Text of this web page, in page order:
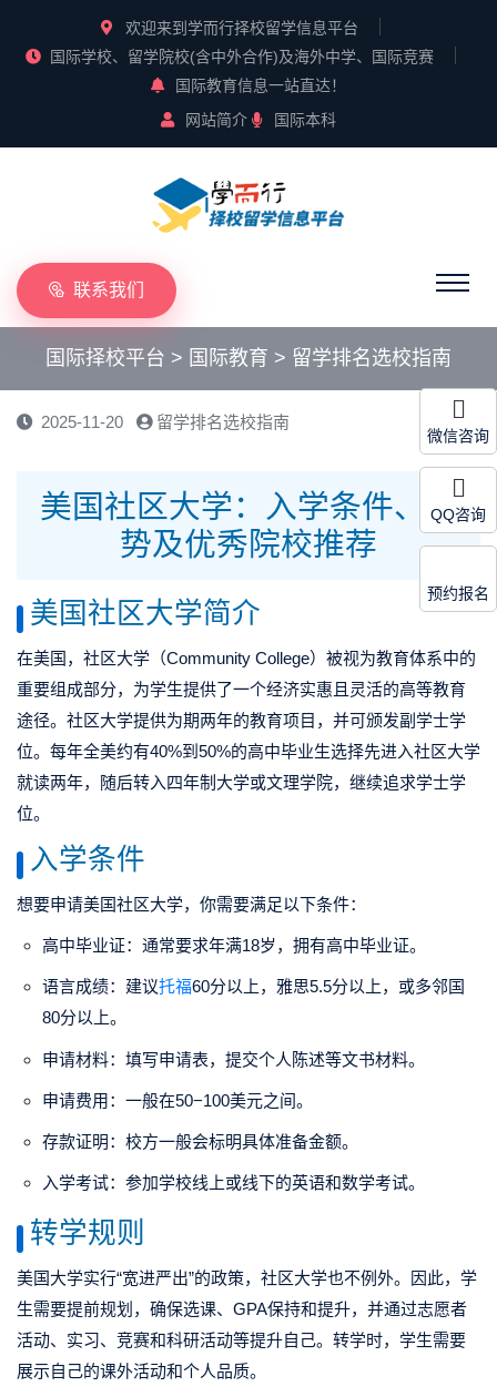
欢迎来到学而行择校留学信息平台
国际学校、留学院校(含中外合作)及海外中学、国际竞赛
国际教育信息一站直达！
网站简介
国际本科
联系我们
国际择校平台 > 国际教育 > 留学排名选校指南
2025-11-20 留学排名选校指南
美国社区大学：入学条件、优
势及优秀院校推荐
美国社区大学简介
在美国，社区大学（Community College）被视为教育体系中的
重要组成部分，为学生提供了一个经济实惠且灵活的高等教育
途径。社区大学提供为期两年的教育项目，并可颁发副学士学
位。每年全美约有40%到50%的高中毕业生选择先进入社区大学
就读两年，随后转入四年制大学或文理学院，继续追求学士学
位。
入学条件
想要申请美国社区大学，你需要满足以下条件：
高中毕业证：通常要求年满18岁，拥有高中毕业证。
语言成绩：建议托福60分以上，雅思5.5分以上，或多邻国
80分以上。
申请材料：填写申请表，提交个人陈述等文书材料。
申请费用 ：一般在50−100美元之间。
存款证明 ：校方一般会标明具体准备金额。
入学考试：参加学校线上或线下的英语和数学考试。
转学规则
美国大学实行“宽进严出”的政策，社区大学也不例外。因此，学
生需要提前规划，确保选课、GPA保持和提升，并通过志愿者
活动、实习、竞赛和科研活动等提升自己。转学时，学生需要
展示自己的课外活动和个人品质。
微信咨询
QQ咨询
预约报名